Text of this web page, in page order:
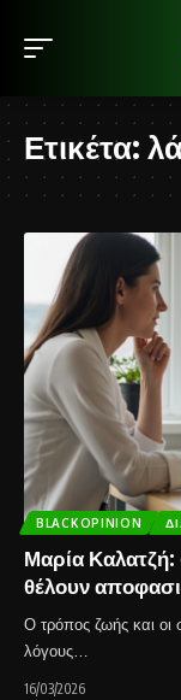
Ετικέτα:
BLACKOPINION
Μαρία
θέλουν
Ο τρόπος ζωής και οι
λόγους…
16/03/2026